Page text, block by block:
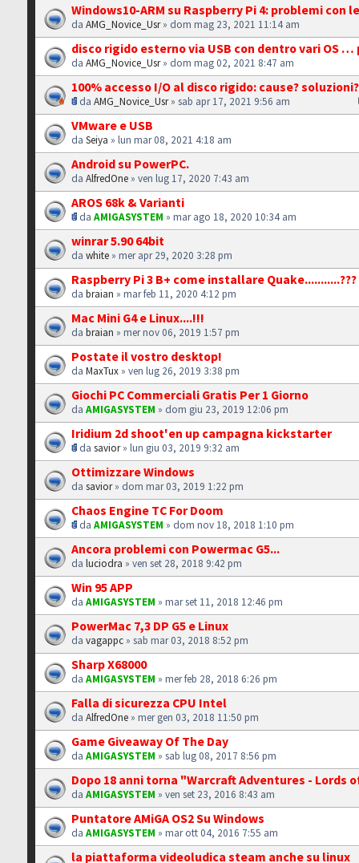
Windows10-ARM su Raspberry Pi 4: problemi con le
daAMG_Novice_Usr» dom mag 23, 2021 11:14 am
disco rigido esterno via USB con dentro vari OS
daAMG_Novice_Usr» dom mag 02, 2021 8:47 am
100% accesso I/O al disco rigido: cause? soluzioni?
daAMG_Novice_Usr» sab apr 17, 2021 9:56 am
VMware e USB
daSeiya » lun mar 08, 2021 4:18 am
Android su PowerPC.
daAlfredOne » ven lug 17, 2020 7:43 am
AROS 68k & Varianti
daAMIGASYSTEM » mar ago 18, 2020 10:34 am
winrar 5.90 64bit
dawhite » mer apr 29, 2020 3:28 pm
Raspberry Pi 3 B+ come installare Quake...........???
dabraian » mar feb 11, 2020 4:12 pm
Mac Mini G4 e Linux....!!!
dabraian » mer nov 06, 2019 1:57 pm
Postate il vostro desktop!
daMaxTux » ven lug 26, 2019 3:38 pm
Giochi PC Commerciali Gratis Per 1 Giorno
daAMIGASYSTEM » dom giu 23, 2019 12:06 pm
Iridium 2d shoot'en up campagna kickstarter
dasavior» lun giu 03, 2019 9:32 am
Ottimizzare Windows
dasavior» dom mar 03, 2019 1:22 pm
Chaos Engine TC For Doom
daAMIGASYSTEM » dom nov 18, 2018 1:10 pm
Ancora problemi con Powermac G5...
daluciodra » ven set 28, 2018 9:42 pm
Win 95 APP
daAMIGASYSTEM » mar set 11, 2018 12:46 pm
PowerMac 7,3 DP G5 e Linux
davagappc » sab mar 03, 2018 8:52 pm
Sharp X68000
daAMIGASYSTEM » mer feb 28, 2018 6:26 pm
Falla di sicurezza CPU Intel
daAlfredOne » mer gen 03, 2018 11:50 pm
Game Giveaway Of The Day
daAMIGASYSTEM » sab lug 08, 2017 8:56 pm
Dopo 18 anni torna "Warcraft Adventures - Lords
daAMIGASYSTEM » ven set 23, 2016 8:43 am
Puntatore AMiGA OS2 Su Windows
daAMIGASYSTEM » mar ott 04, 2016 7:55 am
la piattaforma videoludica steam anche su linux